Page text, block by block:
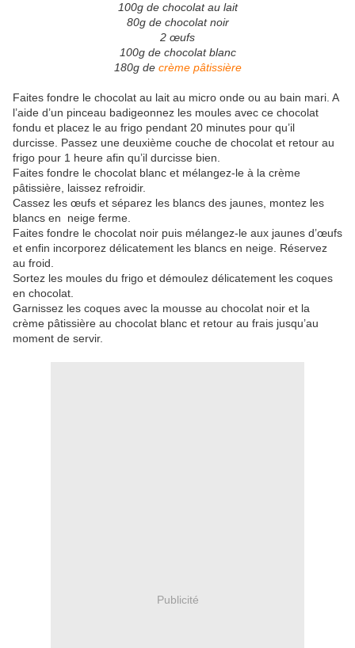
100g de chocolat au lait
80g de chocolat noir
2 œufs
100g de chocolat blanc
180g de crème pâtissière
Faites fondre le chocolat au lait au micro onde ou au bain mari. A
l’aide d’un pinceau badigeonnez les moules avec ce chocolat
fondu et placez le au frigo pendant 20 minutes pour qu’il
durcisse. Passez une deuxième couche de chocolat et retour au
frigo pour 1 heure afin qu’il durcisse bien.
Faites fondre le chocolat blanc et mélangez-le à la crème
pâtissière, laissez refroidir.
Cassez les œufs et séparez les blancs des jaunes, montez les
blancs en neige ferme.
Faites fondre le chocolat noir puis mélangez-le aux jaunes d’œufs
et enfin incorporez délicatement les blancs en neige. Réservez
au froid.
Sortez les moules du frigo et démoulez délicatement les coques
en chocolat.
Garnissez les coques avec la mousse au chocolat noir et la
crème pâtissière au chocolat blanc et retour au frais jusqu’au
moment de servir.
Publicité